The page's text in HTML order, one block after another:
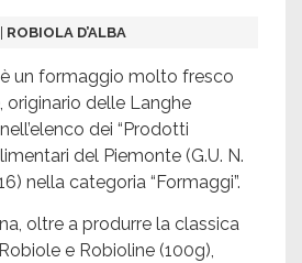
ROBIOLA D’ALBA
è un formaggio molto fresco
delle Langhe
dei “Prodotti
del Piemonte (G.U. N.
nella categoria “Formaggi”.
oltre a produrre la classica
e Robioline (100g),